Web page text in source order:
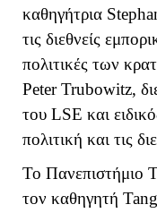
καθηγήτρια
τις διεθνείς
πολιτικές των
Peter Trubowitz,
του LSE και
πολιτική και τις
Το Πανεπιστήμιο
τον καθηγητή Tang